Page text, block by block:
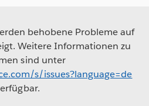
behobene Probleme auf
Weitere Informationen zu
sind unter
s/issues?language=de